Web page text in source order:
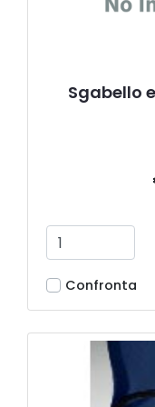
Sgabello
Confronta